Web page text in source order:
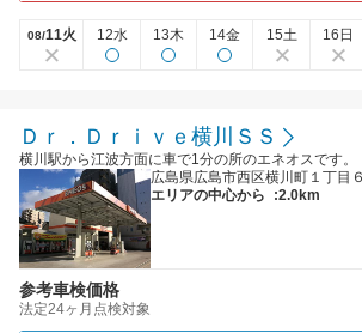
08/11火 12水 13木 14金 15土 16日
Ｄｒ．Ｄｒｉｖｅ横川ＳＳ
横川駅から江波方面に車で1分の所のエネオスです。
広島県広島市西区横川町１丁目
エリアの中心から
:2.0km
参考車検価格
法定24ヶ月点検対象